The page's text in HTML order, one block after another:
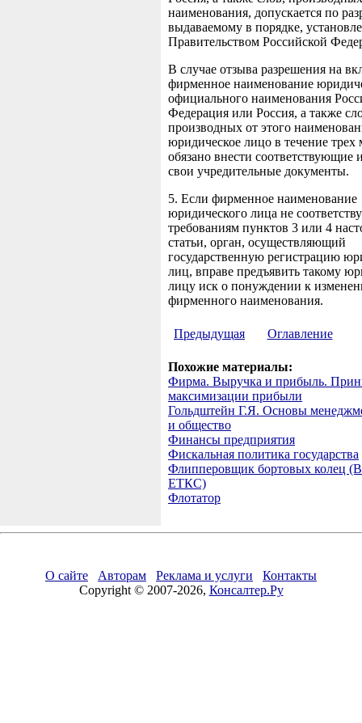
наименования, допускается по
выдаваемому в порядке,
Правительством Российской
В случае отзыва разрешения на
фирменное наименование
официального наименования
Федерация или Россия, а также
производных от этого
юридическое лицо в течение трех
обязано внести соответствующие
свои учредительные документы.
5. Если фирменное наименование
юридического лица не
требованиям пунктов 3 или 4
статьи, орган, осуществляющий
государственную регистрацию
лиц, вправе предъявить такому
лицу иск о понуждении к
фирменного наименования.
Предыдущая Оглавление
Похожие материалы:
Фирма. Выручка и прибыль.
максимизации прибыли
Гольдштейн Г.Я. Основы
и общество
Финансы предприятия
Фискальная политика государства
Флипперовщик бортовых колец
ЕТКС)
Флотатор
О сайте Авторам Реклама и услуги
Контакты
Copyright © 2007-2026, Консалтер.Ру